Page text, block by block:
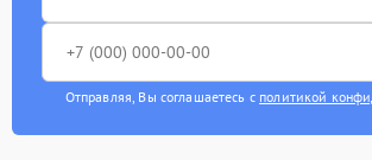
Отправляя, Вы соглашаетесь с политикой